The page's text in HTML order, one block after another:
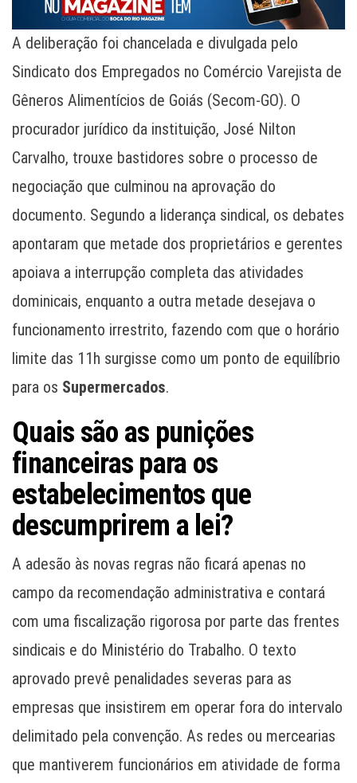
A deliberação foi chancelada e divulgada pelo
Sindicato dos Empregados no Comércio Varejista de
Gêneros Alimentícios de Goiás (Secom-GO). O
procurador jurídico da instituição, José Nilton
Carvalho, trouxe bastidores sobre o processo de
negociação que culminou na aprovação do
documento. Segundo a liderança sindical, os debates
apontaram que metade dos proprietários e gerentes
apoiava a interrupção completa das atividades
dominicais, enquanto a outra metade desejava o
funcionamento irrestrito, fazendo com que o horário
limite das 11h surgisse como um ponto de equilíbrio
para os Supermercados.
Quais são as punições
financeiras para os
estabelecimentos que
descumprirem a lei?
A adesão às novas regras não ficará apenas no
campo da recomendação administrativa e contará
com uma fiscalização rigorosa por parte das frentes
sindicais e do Ministério do Trabalho. O texto
aprovado prevê penalidades severas para as
empresas que insistirem em operar fora do intervalo
delimitado pela convenção. As redes ou mercearias
que mantiverem funcionários em atividade de forma